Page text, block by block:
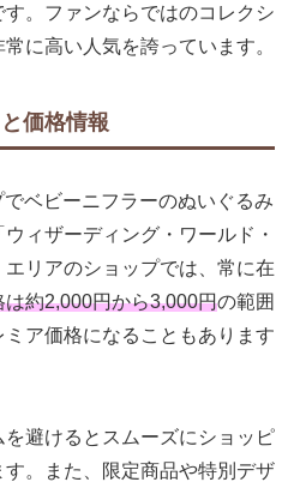
。ファンならではのコレクシ
に高い人気を誇っています。
価格情報
ベビーニフラーのぬいぐるみ
ィザーディング・ワールド・
リアのショップでは、常に在
は約2,000円から3,000円の範囲
ア価格になることもあります
避けるとスムーズにショッピ
。また、限定商品や特別デザ